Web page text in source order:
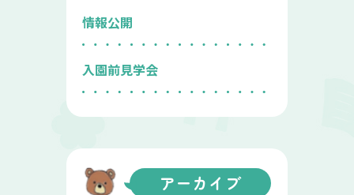
情報公開
入園前見学会
アーカイブ